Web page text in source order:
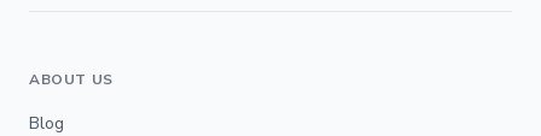
ABOUT US
Blog